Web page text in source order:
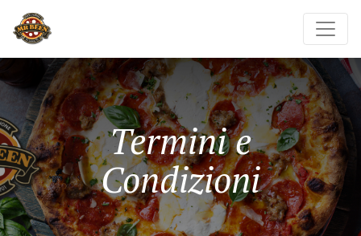
Termini e
Condizioni